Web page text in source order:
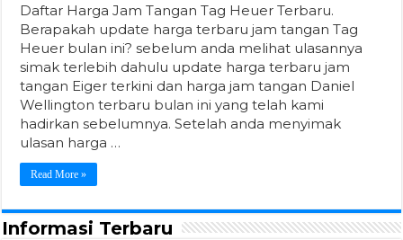
Daftar Harga Jam Tangan Tag Heuer Terbaru.
Berapakah update harga terbaru jam tangan Tag
Heuer bulan ini? sebelum anda melihat ulasannya
simak terlebih dahulu update harga terbaru jam
tangan Eiger terkini dan harga jam tangan Daniel
Wellington terbaru bulan ini yang telah kami
hadirkan sebelumnya. Setelah anda menyimak
ulasan harga …
Read More »
Informasi Terbaru